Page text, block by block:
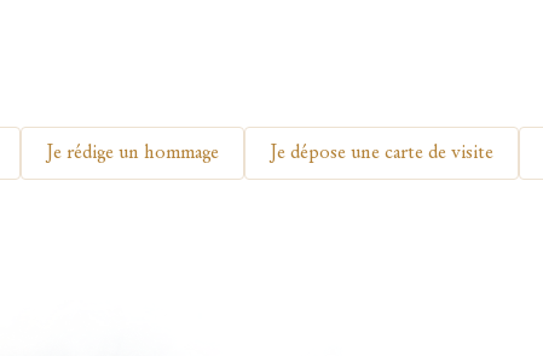
Je rédige un hommage Je dépose une carte de visite